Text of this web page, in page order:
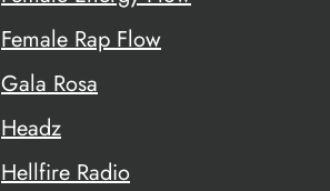
Female Rap Flow
Gala Rosa
Headz
Hellfire Radio